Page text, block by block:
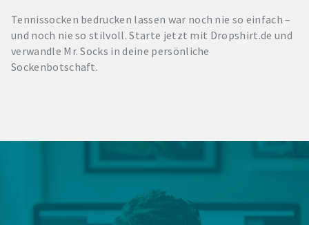
Tennissocken bedrucken lassen war noch nie so einfach –
und noch nie so stilvoll. Starte jetzt mit Dropshirt.de und
verwandle Mr. Socks in deine persönliche
Sockenbotschaft.